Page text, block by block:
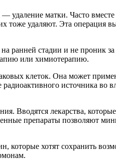
матки. Часто
тоже удаляют. Эта
ранней стадии и не проник
или химиотерапию.
клеток. Она может
источника во
Вводятся лекарства,
препараты позволяют
хотят сохранить